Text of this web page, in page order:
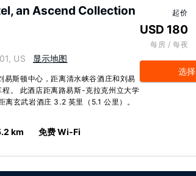
an Ascend Collection
US 显示地图
斯顿中心，距离清水峡谷酒庄和刘易
。 此酒店距离路易斯-克拉克州立大学
玄武岩酒庄 3.2 英里（5.1 公里）。
km 免费 Wi-Fi
起价
USD 180
每房 / 每夜
选择